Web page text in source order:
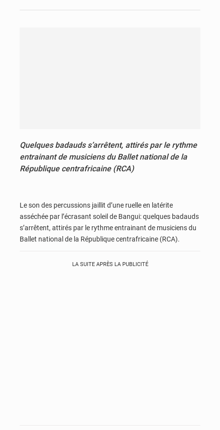
Quelques badauds s’arrêtent, attirés par le rythme
entrainant de musiciens du Ballet national de la
République centrafricaine (RCA)
Le son des percussions jaillit d’une ruelle en latérite
asséchée par l’écrasant soleil de Bangui: quelques badauds
s’arrêtent, attirés par le rythme entrainant de musiciens du
Ballet national de la République centrafricaine (RCA).
LA SUITE APRÈS LA PUBLICITÉ